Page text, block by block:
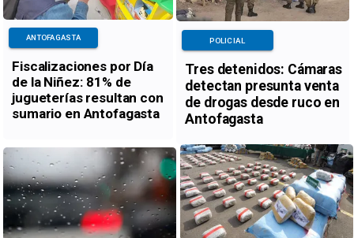
Fiscalizaciones por Día
de la Niñez: 81% de
jugueterías resultan con
sumario en Antofagasta
ANTOFAGASTA
Tres detenidos: Cámaras
detectan presunta venta
de drogas desde ruco en
Antofagasta
POLICIAL